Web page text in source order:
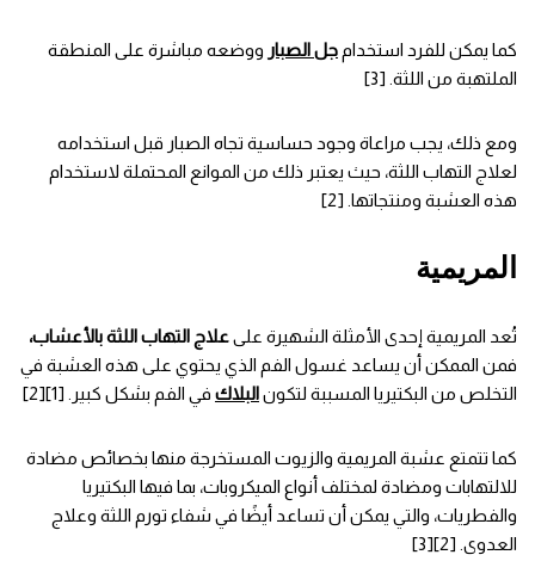
كما يمكن للفرد استخدام جل الصبار ووضعه مباشرة على المنطقة
الملتهبة من اللثة. [3]
ومع ذلك، يجب مراعاة وجود حساسية تجاه الصبار قبل استخدامه
لعلاج التهاب اللثة، حيث يعتبر ذلك من الموانع المحتملة لاستخدام
هذه العشبة ومنتجاتها. [2]
المريمية
تُعد المريمية إحدى الأمثلة الشهيرة علىعلاج التهاب اللثة بالأعشاب،
فمن الممكن أن يساعد غسول الفم الذي يحتوي على هذه العشبة في
التخلص من البكتيريا المسببة لتكونالبلاك في الفم بشكل كبير. [1][2]
كما تتمتع عشبة المريمية والزيوت المستخرجة منها بخصائص مضادة
للالتهابات ومضادة لمختلف أنواع الميكروبات، بما فيها البكتيريا
والفطريات، والتي يمكن أن تساعد أيضًا في شفاء تورم اللثة وعلاج
العدوى. [2][3]